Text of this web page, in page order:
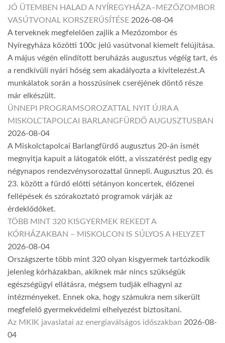
JÓ ÜTEMBEN HALAD A NYÍREGYHÁZA–MEZŐZOMBOR
VASÚTVONAL KORSZERŰSÍTÉSE 2026-08-04
A terveknek megfelelően zajlik a Mezőzombor és
Nyíregyháza közötti 100c jelű vasútvonal kiemelt felújítása.
A május végén elindított beruházás augusztus végéig tart, és
a rendkívüli nyári hőség sem akadályozta a kivitelezést.A
munkálatok során a hosszúsínek cseréjének döntő része
már elkészült.
ÜNNEPI PROGRAMSOROZATTAL NYIT ÚJRA A
MISKOLCTAPOLCAI BARLANGFÜRDŐ AUGUSZTUSBAN
2026-08-04
A Miskolctapolcai Barlangfürdő augusztus 20-án ismét
megnyitja kapuit a látogatók előtt, a visszatérést pedig egy
négynapos rendezvénysorozattal ünnepli. Augusztus 20. és
23. között a fürdő előtti sétányon koncertek, élőzenei
fellépések és szórakoztató programok várják az
érdeklődőket.
TÖBB MINT 320 KISGYERMEK REKEDT A
KÓRHÁZAKBAN – MISKOLCON IS SÚLYOS A HELYZET
2026-08-04
Országszerte több mint 320 olyan kisgyermek tartózkodik
jelenleg kórházakban, akiknek már nincs szükségük
egészségügyi ellátásra, mégsem tudják elhagyni az
intézményeket. Ennek oka, hogy számukra nem sikerült
megfelelő gyermekvédelmi elhelyezést biztosítani.
Az MKIK javaslatai az energiaválságos időszakban 2026-08-
04